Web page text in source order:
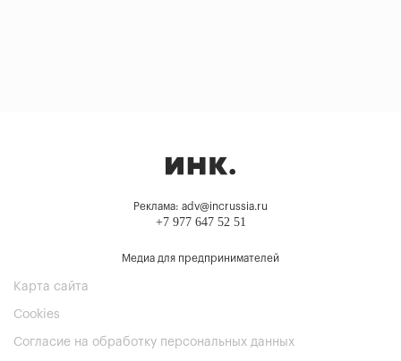
Реклама: adv@incrussia.ru
+7 977 647 52 51
Медиа для предпринимателей
Карта сайта
Cookies
Согласие на обработку персональных данных